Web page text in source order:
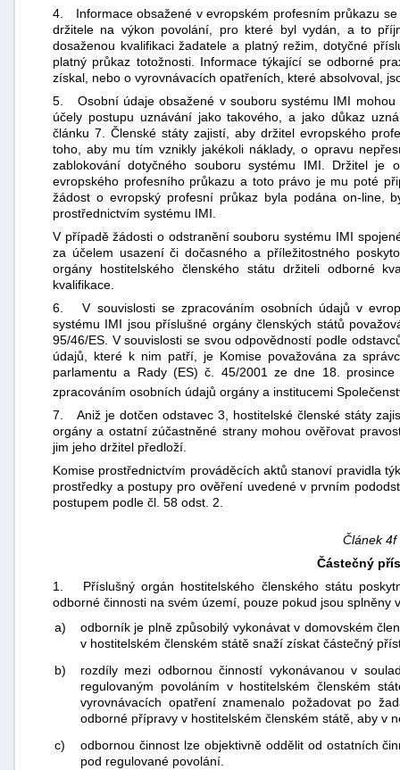
4. Informace obsažené v evropském profesním průkazu
držitele na výkon povolání, pro které byl vydán, a to
dosaženou kvalifikaci žadatele a platný režim, dotyčné
platný průkaz totožnosti. Informace týkající se odborné
získal, nebo o vyrovnávacích opatřeních, které absolvoval,
5. Osobní údaje obsažené v souboru systému IMI
účely postupu uznávání jako takového, a jako důkaz
článku 7. Členské státy zajistí, aby držitel evropského
toho, aby mu tím vznikly jakékoli náklady, o opravu
zablokování dotyčného souboru systému IMI. Držitel je
evropského profesního průkazu a toto právo je mu poté
žádost o evropský profesní průkaz byla podána on-line,
prostřednictvím systému IMI.
V případě žádosti o odstranění souboru systému IMI
za účelem usazení či dočasného a příležitostného
orgány hostitelského členského státu držiteli odborné
kvalifikace.
6. V souvislosti se zpracováním osobních údajů v
systému IMI jsou příslušné orgány členských států
95/46/ES. V souvislosti se svou odpovědností podle
údajů, které k nim patří, je Komise považována za
parlamentu a Rady (ES) č. 45/2001 ze dne 18.
zpracováním osobních údajů orgány a institucemi
7. Aniž je dotčen odstavec 3, hostitelské členské státy
orgány a ostatní zúčastněné strany mohou ověřovat
jim jeho držitel předloží.
Komise prostřednictvím prováděcích aktů stanoví pravidla
prostředky a postupy pro ověření uvedené v prvním
postupem podle čl. 58 odst. 2.
Článek 4f
Částečný
1. Příslušný orgán hostitelského členského státu
odborné činnosti na svém území, pouze pokud jsou splněny
a)
odborník je plně způsobilý vykonávat v domovském
v hostitelském členském státě snaží získat částečný
b)
rozdíly mezi odbornou činností vykonávanou v
regulovaným povoláním v hostitelském členském
vyrovnávacích opatření znamenalo požadovat po
odborné přípravy v hostitelském členském státě, aby v
c)
odbornou činnost lze objektivně oddělit od ostatních
pod regulované povolání.